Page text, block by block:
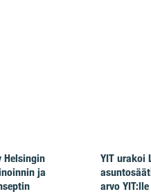
Helsingin
ja
YIT urakoi
arvo